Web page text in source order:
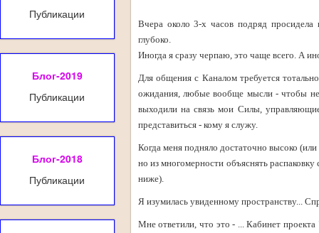
Публикации
Блог-2019
Публикации
Блог-2018
Публикации
Вчера около 3-х часов подряд
глубоко.
Иногда я сразу черпаю, это чаще всего. А
Для общения с Каналом требуется
ожидания, любые вообще мысли - чтобы
выходили на связь мои Силы,
представиться - кому я служу.
Когда меня подняло достаточно высоко
но из многомерности объяснять
ниже).
Я изумилась увиденному пространству...
Мне ответили, что это - ... Кабинет